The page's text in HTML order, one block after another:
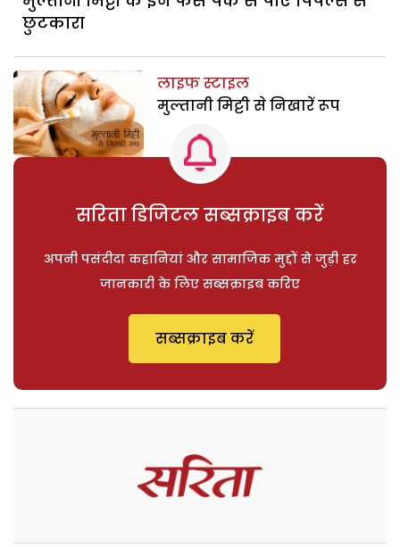
छुटकारा
लाइफ स्टाइल
मुल्तानी मिट्टी से निखारें रूप
सरिता डिजिटल सब्सक्राइब करें
अपनी पसंदीदा कहानियां और सामाजिक मुद्दों से जुड़ी हर
जानकारी के लिए सब्सक्राइब करिए
सब्सक्राइब करें